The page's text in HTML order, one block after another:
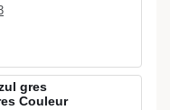
gres
Couleur